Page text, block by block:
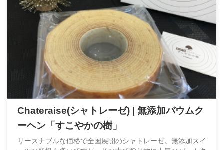
Chateraise(シャトレーゼ) | 無添加バウムク
ーヘン「すこやかの樹」
リーズナブルな価格で全国展開のシャトレーゼ。無添加スイ